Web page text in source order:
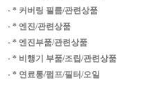
· * 커버링 필름/관련상품
· * 엔진/관련상품
· * 엔진부품/관련상품
· * 비행기 부품/조립/관련상품
· * 연료통/펌프/필터/오일